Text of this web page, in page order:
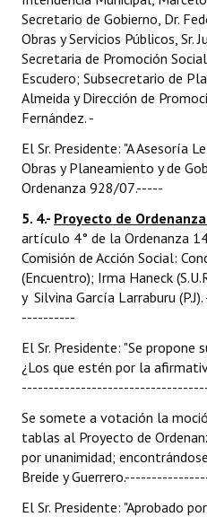
Secretario de Gobierno, Dr.
Obras y Servicios Públicos, Sr.
Secretaria de Promoción
Escudero; Subsecretario de
Almeida y Dirección de
Fernández. -
El Sr. Presidente: "A Asesoría
Obras y Planeamiento y de
Ordenanza 928/07.-----
5. 4.- Proyecto de
artículo 4° de la Ordenanza
Comisión de Acción Social:
(Encuentro); Irma Haneck
y Silvina García Larraburu
----------
El Sr. Presidente: "Se
¿Los que estén por la
Se somete a votación la
tablas al Proyecto de
por unanimidad;
Breide y
El Sr. Presidente: "Aprobado